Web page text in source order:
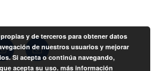
Correo
electrónico
y de terceros para obtener datos
de nuestros usuarios y mejorar
Si acepta o continúa navegando,
acepta su uso.más información